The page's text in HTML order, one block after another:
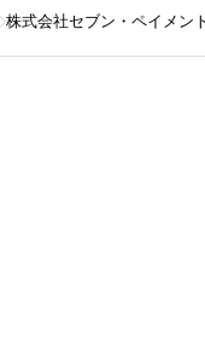
株式会社セブン・ペイメン